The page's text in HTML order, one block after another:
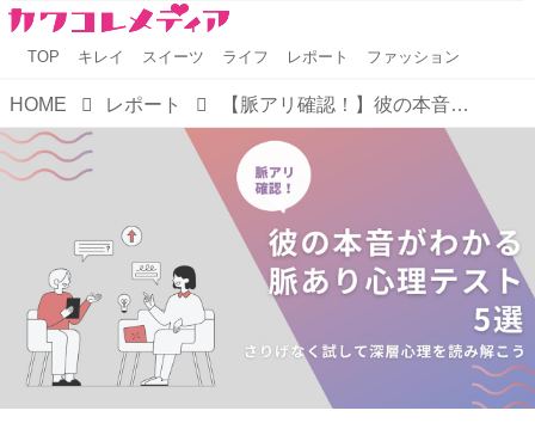
TOP キレイ スイーツ ライフ レポート ファッション
HOME レポート 【脈アリ確認！】彼の本音がわかる脈あり心理テスト5選〜さりげなく試して深層心理を読み解こう〜